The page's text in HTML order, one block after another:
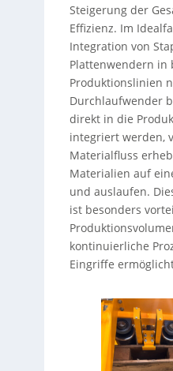
Steigerung der
Effizienz. Im
Integration von
Plattenwendern in
Produktionslinien
Durchlaufwender
direkt in die
integriert werden,
Materialfluss
Materialien auf
und auslaufen.
ist besonders
kontinuierliche
Eingriffe